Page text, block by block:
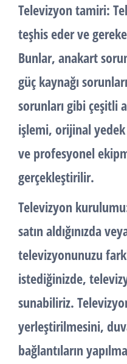
Televizyon tamiri:
teşhis eder ve
Bunlar, anakart
güç kaynağı
sorunları gibi çeşitli
işlemi, orijinal yedek
ve profesyonel
gerçekleştirilir.
Televizyon
satın aldığınızda
televizyonunuzu
istediğinizde,
sunabiliriz.
yerleştirilmesini,
bağlantıların